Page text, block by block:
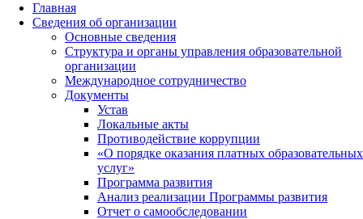
Главная
Сведения об организации
Основные сведения
Структура и органы управления образовательной
организации
Международное сотрудничество
Документы
Устав
Локальные акты
Противодействие коррупции
«О порядке оказания платных образовательных
услуг»
Программа развития
Анализ реализации Программы развития
Отчет о самообследовании